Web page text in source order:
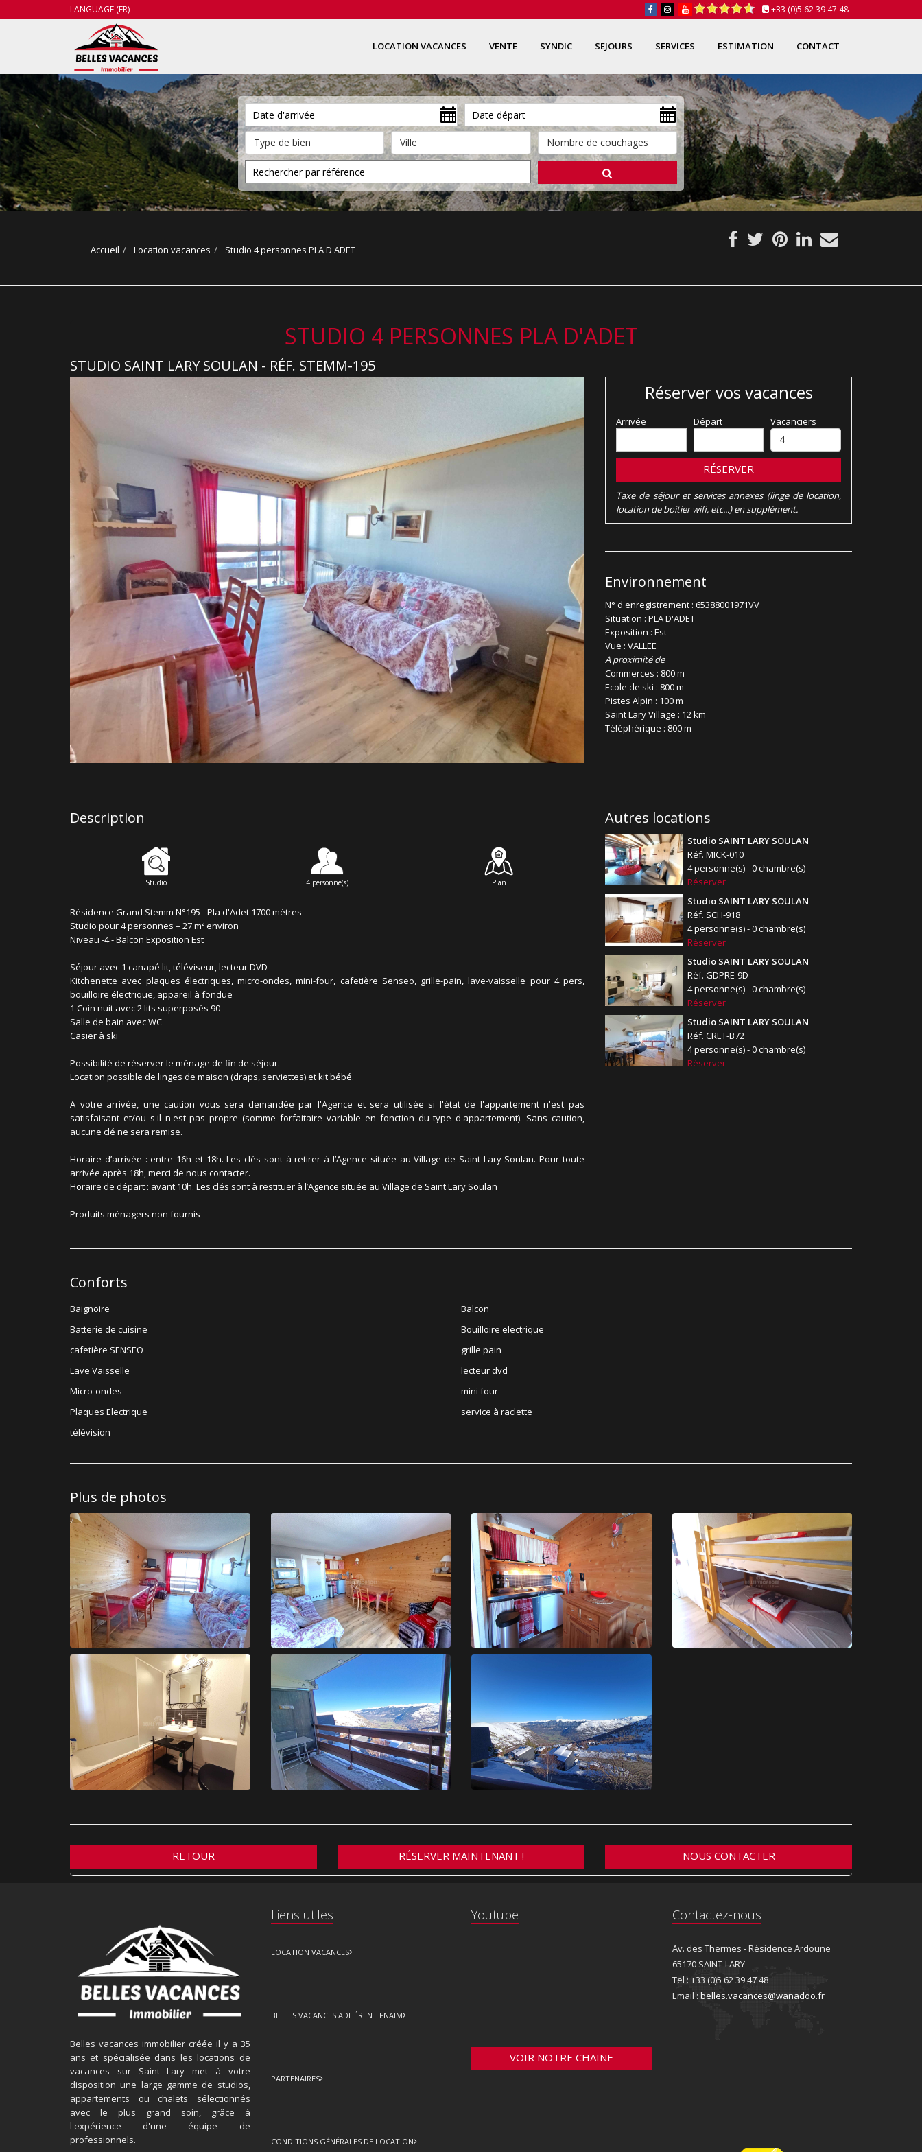
LANGUAGE (FR) +33 (0)5 62 39 47 48
LOCATION VACANCES VENTE SYNDIC SEJOURS SERVICES ESTIMATION CONTACT
Accueil Location vacances Studio 4 personnes PLA D'ADET
STUDIO 4 PERSONNES PLA D'ADET
STUDIO SAINT LARY SOULAN - RÉF. STEMM-195
Réserver vos vacances
Arrivée Départ Vacanciers
RÉSERVER
Taxe de séjour et services annexes (linge de location,
location de boitier wifi, etc...) en supplément.
Environnement
N° d'enregistrement : 65388001971VV
Situation : PLA D'ADET
Exposition : Est
Vue : VALLEE
A proximité de
Commerces : 800 m
Ecole de ski : 800 m
Pistes Alpin : 100 m
Saint Lary Village : 12 km
Téléphérique : 800 m
Description
Studio 4 personne(s) Plan
Résidence Grand Stemm N°195 - Pla d'Adet 1700 mètres
Studio pour 4 personnes – 27 m² environ
Niveau -4 - Balcon Exposition Est
Séjour avec 1 canapé lit, téléviseur, lecteur DVD
Kitchenette avec plaques électriques, micro-ondes, mini-four, cafetière Senseo, grille-pain, lave-vaisselle pour 4 pers,
bouilloire électrique, appareil à fondue
1 Coin nuit avec 2 lits superposés 90
Salle de bain avec WC
Casier à ski
Possibilité de réserver le ménage de fin de séjour.
Location possible de linges de maison (draps, serviettes) et kit bébé.
A votre arrivée, une caution vous sera demandée par l'Agence et sera utilisée si l'état de l'appartement n'est pas
satisfaisant et/ou s'il n'est pas propre (somme forfaitaire variable en fonction du type d'appartement). Sans caution,
aucune clé ne sera remise.
Horaire d’arrivée : entre 16h et 18h. Les clés sont à retirer à l’Agence située au Village de Saint Lary Soulan. Pour toute
arrivée après 18h, merci de nous contacter.
Horaire de départ : avant 10h. Les clés sont à restituer à l’Agence située au Village de Saint Lary Soulan
Produits ménagers non fournis
Autres locations
Studio SAINT LARY SOULAN
Réf. MICK-010
4 personne(s) - 0 chambre(s)
Réserver
Studio SAINT LARY SOULAN
Réf. SCH-918
4 personne(s) - 0 chambre(s)
Réserver
Studio SAINT LARY SOULAN
Réf. GDPRE-9D
4 personne(s) - 0 chambre(s)
Réserver
Studio SAINT LARY SOULAN
Réf. CRET-B72
4 personne(s) - 0 chambre(s)
Réserver
Conforts
Baignoire
Balcon
Batterie de cuisine
Bouilloire electrique
cafetière SENSEO
grille pain
Lave Vaisselle
lecteur dvd
Micro-ondes
mini four
Plaques Electrique
service à raclette
télévision
Plus de photos
RETOUR RÉSERVER MAINTENANT ! NOUS CONTACTER
Belles vacances immobilier créée il y a 35
ans et spécialisée dans les locations de
vacances sur Saint Lary met à votre
disposition une large gamme de studios,
appartements ou chalets sélectionnés
avec le plus grand soin, grâce à
l'expérience d'une équipe de
professionnels.
Liens utiles
LOCATION VACANCES
BELLES VACANCES ADHÉRENT FNAIM
PARTENAIRES
CONDITIONS GÉNÉRALES DE LOCATION
Youtube
VOIR NOTRE CHAINE
Contactez-nous
Av. des Thermes - Résidence Ardoune
65170 SAINT-LARY
Tel : +33 (0)5 62 39 47 48
Email : belles.vacances@wanadoo.fr